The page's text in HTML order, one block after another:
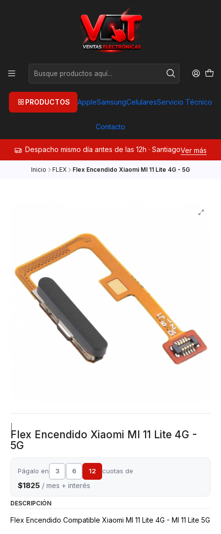
PRODUCTOS AppleSamsungCelularesServicio Técnico
Contacto
Despacho mismo día antes de las 12h · SantiagoVer más
Inicio FLEX Flex Encendido Xiaomi MI 11 Lite 4G - 5G
Flex Encendido Xiaomi MI 11 Lite 4G -
5G
Págalo en 3 6 12 cuotas de
$1825 / mes + interés
DESCRIPCIÓN
Flex Encendido Compatible Xiaomi MI 11 Lite 4G - MI 11 Lite 5G